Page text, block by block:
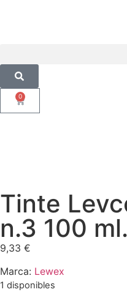
0
Tinte
n.3 100 ml.
9,33 €
Marca: Lewex
1 disponibles